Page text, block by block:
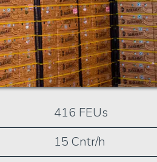
416 FEUs
15 Cntr/h